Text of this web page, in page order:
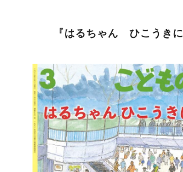
『はるちゃん ひこうきに